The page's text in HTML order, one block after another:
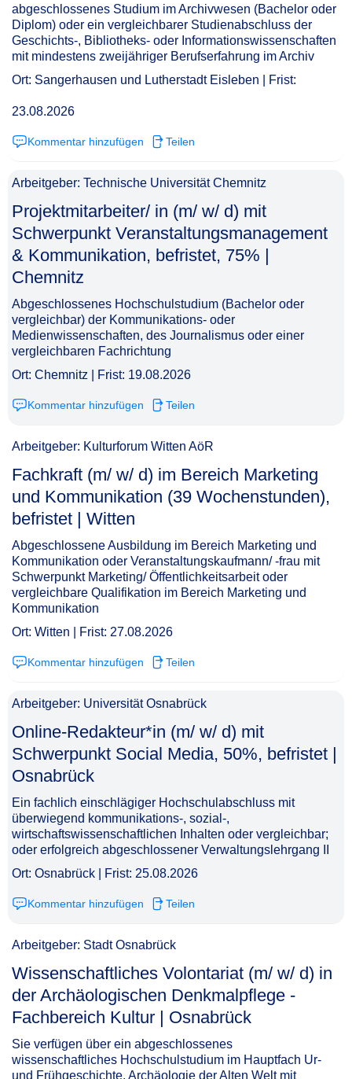
abgeschlossenes Studium im Archivwesen (Bachelor oder
Diplom) oder ein vergleichbarer Studienabschluss der
Geschichts-, Bibliotheks- oder Informationswissenschaften
mit mindestens zweijähriger Berufserfahrung im Archiv
Ort: Sangerhausen und Lutherstadt Eisleben | Frist:
23.08.2026
Kommentar hinzufügen Teilen
Arbeitgeber: Technische Universität Chemnitz
Projektmitarbeiter/ in (m/ w/ d) mit
Schwerpunkt Veranstaltungsmanagement
& Kommunikation, befristet, 75% |
Chemnitz​‌‌‌‌​‌​‌‌‌‌‌​​‌‌​​
Abgeschlossenes Hochschulstudium (Bachelor oder
vergleichbar) der Kommunikations- oder
Medienwissenschaften, des Journalismus oder einer
vergleichbaren Fachrichtung
Ort: Chemnitz | Frist: 19.08.2026
Kommentar hinzufügen Teilen
Arbeitgeber: Kulturforum Witten AöR
Fachkraft (m/ w/ d) im Bereich Marketing
und Kommunikation (39 Wochenstunden),
befristet | Witten​‌‌‌‌​‌​‌‌‌‌‌​​‌​‌‌
Abgeschlossene Ausbildung im Bereich Marketing und
Kommunikation oder Veranstaltungskaufmann/ -frau mit
Schwerpunkt Marketing/ Öffentlichkeitsarbeit oder
vergleichbare Qualifikation im Bereich Marketing und
Kommunikation
Ort: Witten | Frist: 27.08.2026
Kommentar hinzufügen Teilen
Arbeitgeber: Universität Osnabrück
Online-Redakteur*in (m/ w/ d) mit
Schwerpunkt Social Media, 50%, befristet |
Osnabrück​‌‌‌‌​‌​‌‌‌‌‌​​‌​‌​
Ein fachlich einschlägiger Hochschulabschluss mit
überwiegend kommunikations-, sozial-,
wirtschaftswissenschaftlichen Inhalten oder vergleichbar;
oder erfolgreich abgeschlossener Verwaltungslehrgang II
Ort: Osnabrück | Frist: 25.08.2026
Kommentar hinzufügen Teilen
Arbeitgeber: Stadt Osnabrück
Wissenschaftliches Volontariat (m/ w/ d) in
der Archäologischen Denkmalpflege -
Fachbereich Kultur | Osnabrück​‌‌‌‌​‌​‌‌‌‌‌​​​‌‌‌
Sie verfügen über ein abgeschlossenes
wissenschaftliches Hochschulstudium im Hauptfach Ur-
und Frühgeschichte, Archäologie der Alten Welt mit